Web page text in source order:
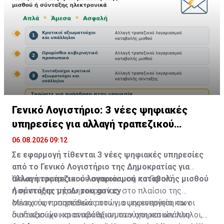
πιθανότητες εξεύρεσης κατάλληλου δότη.
υπάρχει και μια ιδιαίτερα στενή επαγγελματική και
ανθρώπινη σχέση μεταξύ των δύο πλευρών.
Γενικό Λογιστήριο: 3 νέες ψηφιακές
υπηρεσίες για αλλαγή τραπεζικού
λογαριασμού
06.08.2026 09:12
Σε εφαρμογή τίθενται 3 νέες ψηφιακές υπηρεσίες
από το Γενικό Λογιστήριο της Δημοκρατίας για
αλλαγή τραπεζικού λογαριασμού καταβολής μισθού
ή σύνταξης μέσω του gov.cy
Όπως αναφέρεται σε ανακοίνωση, το Γενικό
Λογιστήριο της Δημοκρατίας, στο πλαίσιο της
συνεχούς προσπάθειάς του για ψηφιοποίηση των
διαδικασιών και αναβάθμιση των υπηρεσιών που
Μέσω των υπηρεσιών αυτών, οι εν ενεργεία και οι
συνταξιούχοι κρατικοί αξιωματούχοι και υπάλληλοι,